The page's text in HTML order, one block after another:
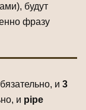
будут
фразу
, и 3
, и pipe